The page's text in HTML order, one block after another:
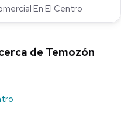
En El Centro
de Temozón